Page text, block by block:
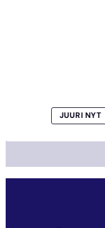
JUURI NYT